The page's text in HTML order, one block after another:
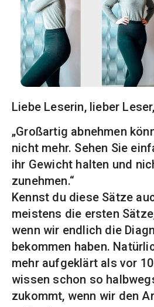
Liebe Leserin, lieber Leser,
„Großartig abnehmen
nicht mehr. Sehen Sie
ihr Gewicht halten und
zunehmen.“
Kennst du diese Sätze
meistens die ersten
wenn wir endlich die
bekommen haben.
mehr aufgeklärt als vor
wissen schon so
zukommt, wenn wir den